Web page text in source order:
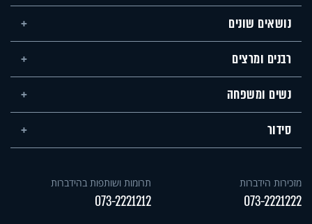
נושאים שונים
רבנים ומרצים
נשים ומשפחה
סידור
מזכירות הידברות
073-2221222
תרומות ושותפות בהידברות
073-2221212